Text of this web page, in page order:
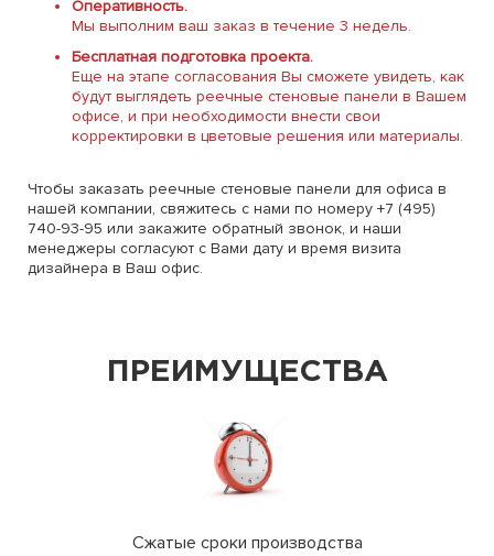
Оперативность.
Мы выполним ваш заказ в течение 3 недель.
Бесплатная подготовка проекта.
Еще на этапе согласования Вы сможете увидеть, как
будут выглядеть реечные стеновые панели в Вашем
офисе, и при необходимости внести свои
корректировки в цветовые решения или материалы.
Чтобы заказать реечные стеновые панели для офиса в
нашей компании, свяжитесь с нами по номеру +7 (495)
740-93-95 или закажите обратный звонок, и наши
менеджеры согласуют с Вами дату и время визита
дизайнера в Ваш офис.
ПРЕИМУЩЕСТВА
Сжатые сроки производства